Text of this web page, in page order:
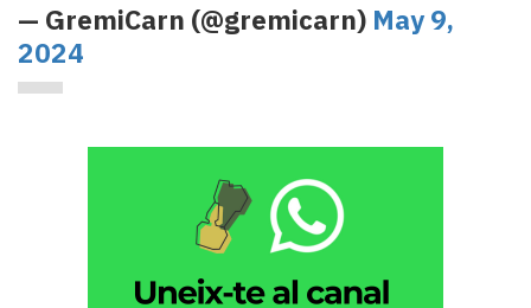
— GremiCarn (@gremicarn) May 9,
2024